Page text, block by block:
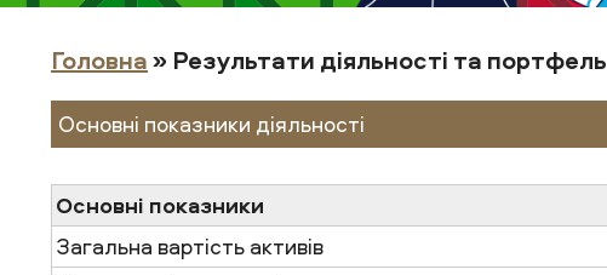
Головна» Результати діяльності та портфель
Основні показники діяльності
Основні показники
Загальна вартість активів